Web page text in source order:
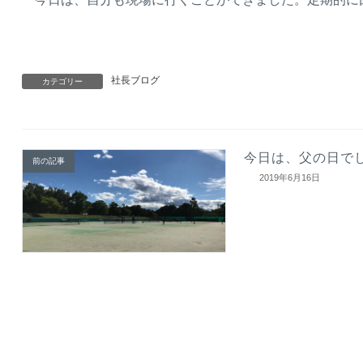
カテゴリー 社長ブログ
前の記事 今日は、父の日で
2019年6月16日